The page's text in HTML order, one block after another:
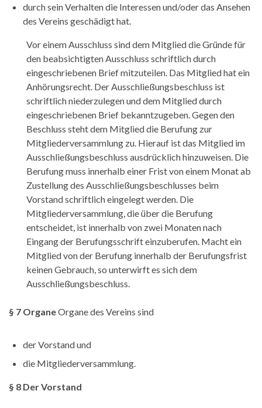
durch sein Verhalten die Interessen und/oder das Ansehen
des Vereins geschädigt hat.
Vor einem Ausschluss sind dem Mitglied die Gründe für
den beabsichtigten Ausschluss schriftlich durch
eingeschriebenen Brief mitzuteilen. Das Mitglied hat ein
Anhörungsrecht. Der Ausschließungsbeschluss ist
schriftlich niederzulegen und dem Mitglied durch
eingeschriebenen Brief bekanntzugeben. Gegen den
Beschluss steht dem Mitglied die Berufung zur
Mitgliederversammlung zu. Hierauf ist das Mitglied im
Ausschließungsbeschluss ausdrücklich hinzuweisen. Die
Berufung muss innerhalb einer Frist von einem Monat ab
Zustellung des Ausschließungsbeschlusses beim
Vorstand schriftlich eingelegt werden. Die
Mitgliederversammlung, die über die Berufung
entscheidet, ist innerhalb von zwei Monaten nach
Eingang der Berufungsschrift einzuberufen. Macht ein
Mitglied von der Berufung innerhalb der Berufungsfrist
keinen Gebrauch, so unterwirft es sich dem
Ausschließungsbeschluss.
§ 7 OrganeOrgane des Vereins sind
der Vorstand und
die Mitgliederversammlung.
§ 8 Der Vorstand